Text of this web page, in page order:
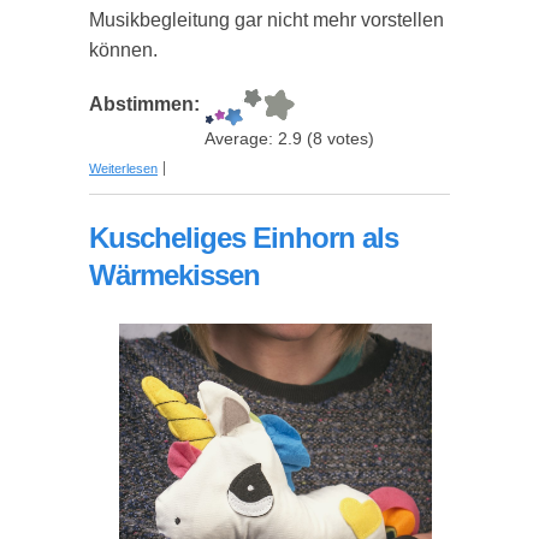
Musikbegleitung gar nicht mehr vorstellen
können.
Abstimmen:
Average: 2.9 (8 votes)
Weiterlesen über Musik-Kissen - Das Original
Kuscheliges Einhorn als
Wärmekissen